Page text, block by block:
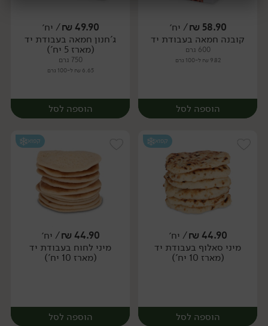
יח׳ יח׳
58.90
₪/ יח׳
קובנה חמאה בעבודת יד
600 גרם
9.82 ₪ ל-100 גרם
הוספה לסל
יח׳
49.90
₪/ יח׳
ג'חנון חמאה בעבודת יד
(מארז 5 יח')
750 גרם
6.65 ₪ ל-100 גרם
הוספה לסל
יח׳
קפוא
44.90
₪/ יח׳
מיני סאלוף בעבודת יד
(מארז 10 יח')
הוספה לסל
קפוא
44.90
₪/ יח׳
מיני לחוח בעבודת יד
(מארז 10 יח')
הוספה לסל
יח׳ יח׳